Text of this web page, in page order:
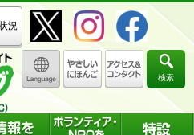
況
検索